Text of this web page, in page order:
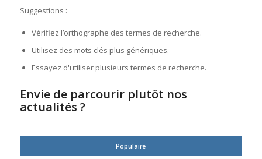
Suggestions :
Vérifiez l’orthographe des termes de recherche.
Utilisez des mots clés plus génériques.
Essayez d'utiliser plusieurs termes de recherche.
Envie de parcourir plutôt nos
actualités ?
Populaire